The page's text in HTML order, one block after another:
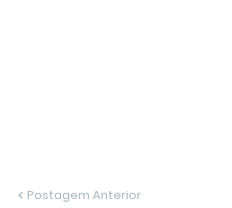
Postagem Anterior